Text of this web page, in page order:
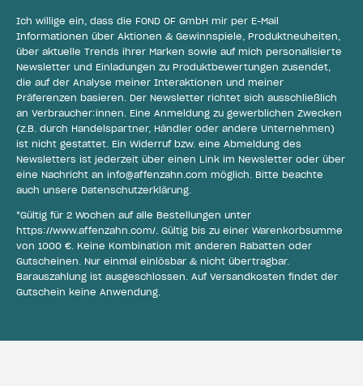
Ich willige ein, dass die FOND OF GmbH mir per E-Mail
Informationen über Aktionen & Gewinnspiele, Produktneuheiten,
über aktuelle Trends ihrer Marken sowie auf mich personalisierte
Newsletter und Einladungen zu Produktbewertungen zusendet,
die auf der Analyse meiner Interaktionen und meiner
Präferenzen basieren. Der Newsletter richtet sich ausschließlich
an Verbraucher:innen. Eine Anmeldung zu gewerblichen Zwecken
(z.B. durch Handelspartner, Händler oder andere Unternehmen)
ist nicht gestattet. Ein Widerruf bzw. eine Abmeldung des
Newsletters ist jederzeit über einen Link im Newsletter oder über
eine Nachricht an info@affenzahn.com möglich. Bitte beachte
auch unsere Datenschutzerklärung.
*Gültig für 2 Wochen auf alle Bestellungen unter
https://www.affenzahn.com/. Gültig bis zu einer Warenkorbsumme
von 1000 €. Keine Kombination mit anderen Rabatten oder
Gutscheinen. Nur einmal einlösbar & nicht übertragbar.
Barauszahlung ist ausgeschlossen. Auf Versandkosten findet der
Gutschein keine Anwendung.